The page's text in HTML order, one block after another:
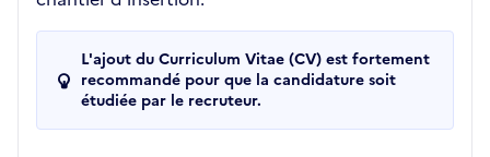
L'ajout du Curriculum Vitae (CV) est fortement
recommandé pour que la candidature soit
étudiée par le recruteur.